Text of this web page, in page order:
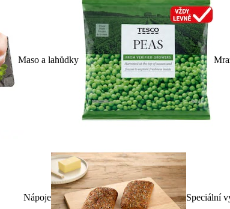
Maso a lahůdky
Nápoje Speciální